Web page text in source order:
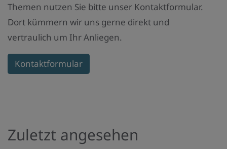
Themen nutzen Sie bitte unser Kontaktformular.
Dort kümmern wir uns gerne direkt und
vertraulich um Ihr Anliegen.
Kontaktformular
Zuletzt angesehen